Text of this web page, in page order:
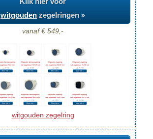
witgouden zegelringen »
vanaf € 549,-
witgouden zegelring